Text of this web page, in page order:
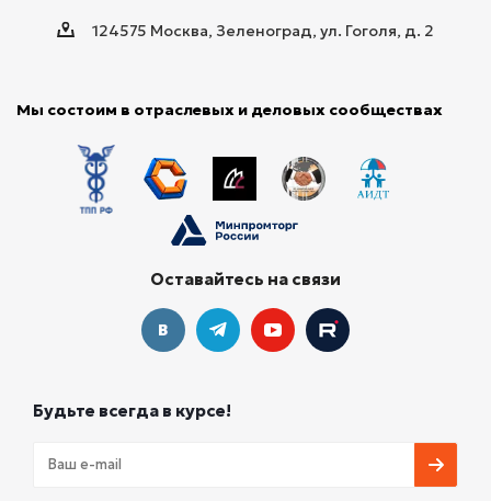
124575 Москва, Зеленоград, ул. Гоголя, д. 2
Мы состоим в отраслевых и деловых сообществах
Оставайтесь на связи
Будьте всегда в курсе!